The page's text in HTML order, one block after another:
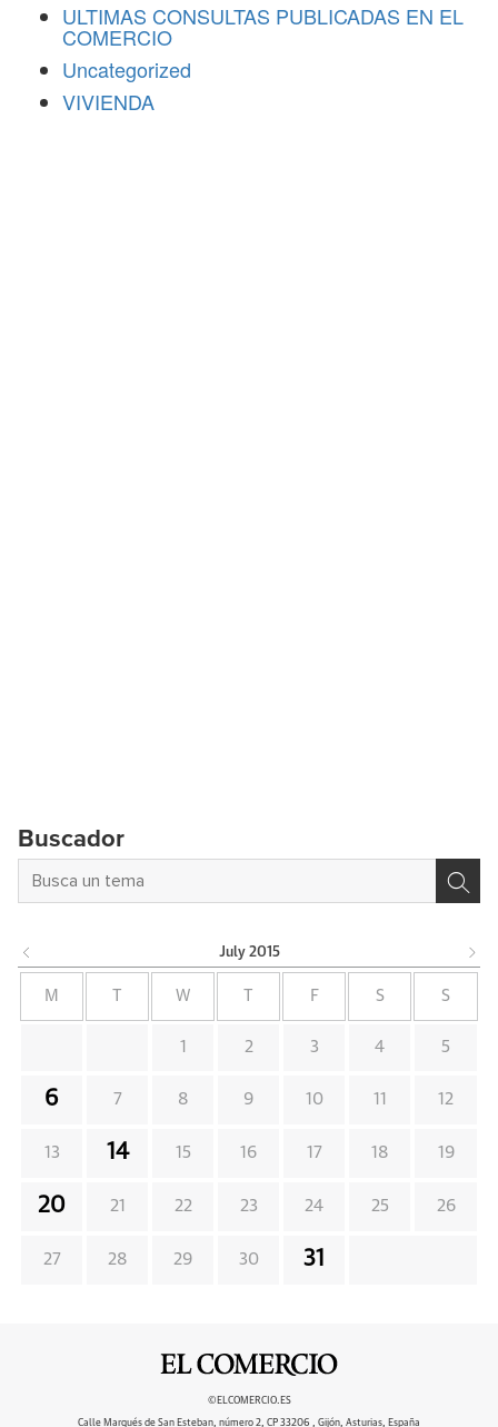
ULTIMAS CONSULTAS PUBLICADAS EN EL
COMERCIO
Uncategorized
VIVIENDA
Buscador
July 2015
M W F S S
1 2 3 4 5
6 7 8 9 10 11 12
13 14 15 16 17 18 19
20 21 22 23 24 25 26
27 28 29 30 31
©ELCOMERCIO.ES
Calle Marqués de San Esteban, número 2, CP 33206 , Gijón, Asturias, España